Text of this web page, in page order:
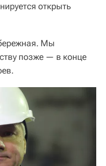
открыть
Мы
позже — в конце